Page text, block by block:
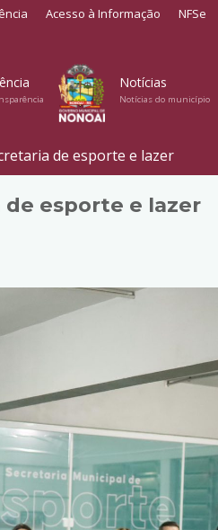
Acesso à Informação NFSe
Notícias
Notícias do município
de esporte e lazer
esporte e lazer